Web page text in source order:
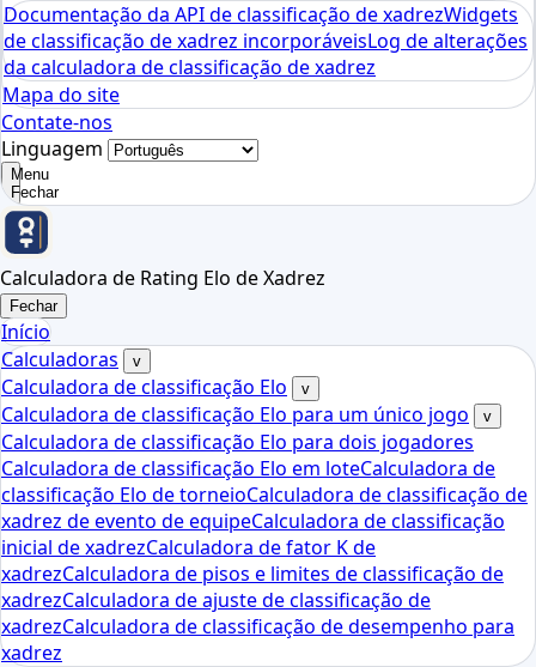
Documentação da API de classificação de xadrezWidgets
de classificação de xadrez incorporáveisLog de alterações
da calculadora de classificação de xadrez
Mapa do site
Contate-nos
Linguagem
Menu
Fechar
Calculadora de Rating Elo de Xadrez
Fechar
Início
Calculadoras
v
Calculadora de classificação Elo v
Calculadora de classificação Elo para um único jogo v
Calculadora de classificação Elo para dois jogadores
Calculadora de classificação Elo em loteCalculadora de
classificação Elo de torneioCalculadora de classificação de
xadrez de evento de equipeCalculadora de classificação
inicial de xadrezCalculadora de fator K de
xadrezCalculadora de pisos e limites de classificação de
xadrezCalculadora de ajuste de classificação de
xadrezCalculadora de classificação de desempenho para
xadrez